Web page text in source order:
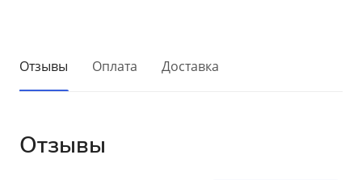
Отзывы Оплата Доставка
Отзывы